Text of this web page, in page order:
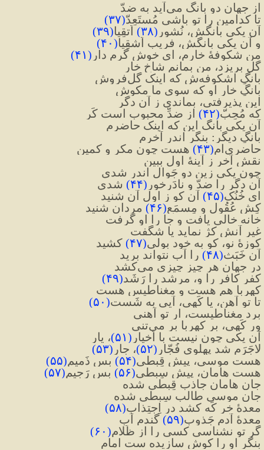
از جهان دو بانگ می‌آید به ضدّ
تا کدامین را تو باشی مُستَعِدّ(۳۷)
آن یکی بانگش، نُشورِ (۳۸) اَتقِیا(۳۹)
و آن یکی بانگش، فریبِ اَشقِیا(۴۰)
من شکوفهٔ خارم، ای خوش گرم دار (۴۱)
گل بریزد، من بمانم شاخِ خار
بانگِ اشکوفه‌ش که اینک گل‌فروش
بانگِ خارِ او که سوی ما مکوش
این پذیرفتی، بماندی ز آن دگر
که مُحِبّ(۴۲) از ضدِّ محبوب است کَر
آن یکی بانگ این که اینک حاضرم
بانگِ دیگر: بنگر اندر آخرم
حاضری‌ام
(۴۳) هست چون مکر و کمین
نقشِ آخر ز آینهٔ اول ببین
چون یکی زین دو جَوال اندر شدی
آن دگر را ضدّ و نادَرخور (۴۴) شدی
ای خُنُک(۴۵) آن کو ز اول آن شنید
کِش عُقُول و مِسمَعِ(۴۶) مردان شنید
خانه خالی یافت و جا را او گرفت
غیرِ آنش کژ نماید یا شگفت
کوزهٔ نو، کو به خود بولی(۴۷) کشید
آن خَبَث(۴۸) را آب نتواند برید
در جهان هر چیز چیزی می‌کشد
کفر کافر را و، مرشد را رَشَد(۴۹)
کهربا هم هست و مغناطیس هست
تا تو آهن، یا کَهی، آیی به شَست(۵۰)
برد مغناطیست، ار تو آهنی
ور کَهی، بر کهربا بر می‌تنی
آن یکی چون نیست با اَخیار (۵۱)، یار
لاجَرَم شد پهلوی فُجّار (۵۲)، جار (۵۳)
هست موسی، پیشِ قِبطی(۵۴) بس ذَمیم(۵۵)
هست هامان، پیشِ سِبطی(۵۶) بس رَجیم(۵۷)
جانِ هامان جاذبِ قِبطی شده
جانِ موسی طالبِ سِبطی شده
معدهٔ خر کَه کشد در اِجتِذاب(۵۸)
معدهٔ آدم جَذوبِ(۵۹) گندم آب
گر تو نشناسی کسی را از ظَلام(۶۰)
بنگر او را کوش سازیده ست امام